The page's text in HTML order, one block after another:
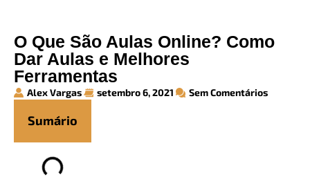
O Que São Aulas Online? Como
Dar Aulas e Melhores
Ferramentas
Alex Vargas setembro 6, 2021 Sem Comentários
Sumário